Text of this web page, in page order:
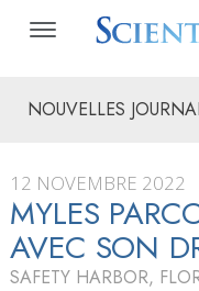
NOUVELLES
12 NOVEMBRE 2022
MYLES
AVEC SON
SAFETY HARBOR,